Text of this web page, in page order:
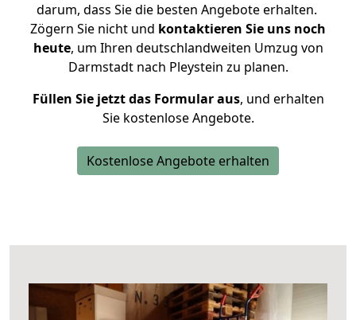
darum, dass Sie die besten Angebote erhalten.
Zögern Sie nicht und kontaktieren Sie uns noch
heute, um Ihren deutschlandweiten Umzug von
Darmstadt nach Pleystein zu planen.
Füllen Sie jetzt das Formular aus, und erhalten
Sie kostenlose Angebote.
Kostenlose Angebote erhalten